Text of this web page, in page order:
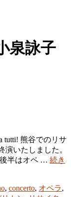
泉詠子
tutti! 熊谷でのリサ
いたしました。
半はオペ … 続き
, concerto, オペラ,